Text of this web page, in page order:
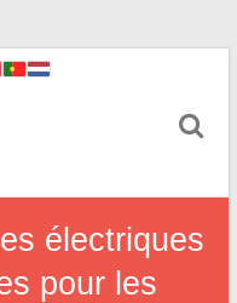
électriques
pour les